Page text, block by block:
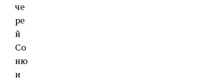
че
ре
й
Со
ню
и